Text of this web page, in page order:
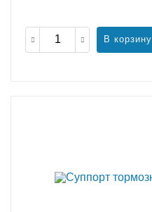
В корзину